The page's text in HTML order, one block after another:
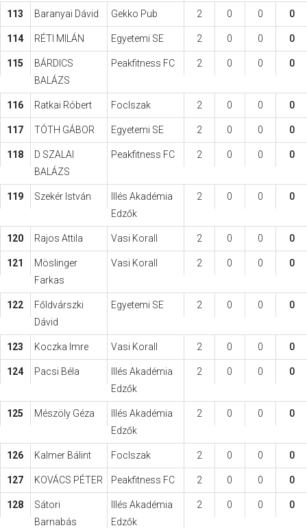
113 Baranyai Dávid Gekko Pub 2 0 0 0
114 RÉTI MILÁN Egyetemi SE 2 0 0 0
115
BÁRDICS
BALÁZS
Peakfitness FC 2 0 0 0
116 Ratkai Róbert FocIszak 2 0 0 0
117 TÓTH GÁBOR Egyetemi SE 2 0 0 0
118
D SZALAI
BALÁZS
Peakfitness FC 2 0 0 0
119 Szekér István
Illés Akadémia
Edzők
2 0 0 0
120 Rajos Attila Vasi Korall 2 0 0 0
121
Möslinger
Farkas
Vasi Korall 2 0 0 0
122
Főldvárszki
Dávid
Egyetemi SE 2 0 0 0
123 Koczka Imre Vasi Korall 2 0 0 0
124 Pacsi Béla
Illés Akadémia
Edzők
2 0 0 0
125 Mészöly Géza
Illés Akadémia
Edzők
2 0 0 0
126 Kalmer Bálint FocIszak 2 0 0 0
127 KOVÁCS PÉTER Peakfitness FC 2 0 0 0
128
Sátori
Barnabás
Illés Akadémia
Edzők
2 0 0 0